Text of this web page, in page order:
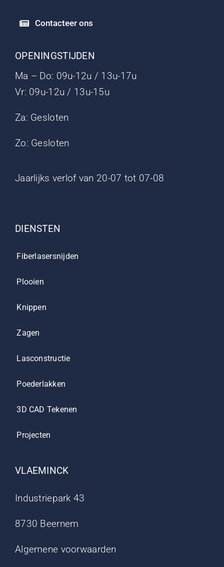
Contacteer ons
OPENINGSTIJDEN
Ma – Do: 09u-12u / 13u-17u
Vr: 09u-12u / 13u-15u
Za: Gesloten
Zo: Gesloten
Jaarlijks verlof van 20-07 tot 07-08
DIENSTEN
Fiberlasersnijden
Plooien
Knippen
Zagen
Lasconstructie
Poederlakken
3D CAD Tekenen
Projecten
VLAEMINCK
Industriepark 43
8730 Beernem
Algemene voorwaarden